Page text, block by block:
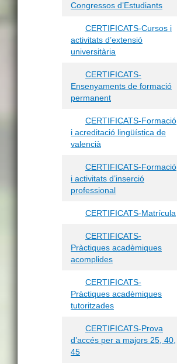
Congressos d’Estudiants
CERTIFICATS-Cursos i
activitats d’extensió
universitària
CERTIFICATS-
Ensenyaments de formació
permanent
CERTIFICATS-Formació
i acreditació lingüística de
valencià
CERTIFICATS-Formació
i activitats d’inserció
professional
CERTIFICATS-Matrícula
CERTIFICATS-
Pràctiques acadèmiques
acomplides
CERTIFICATS-
Pràctiques acadèmiques
tutoritzades
CERTIFICATS-Prova
d’accés per a majors 25, 40,
45